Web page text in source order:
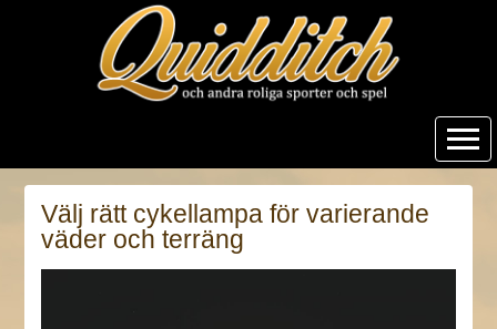
Välj rätt cykellampa för varierande
väder och terräng